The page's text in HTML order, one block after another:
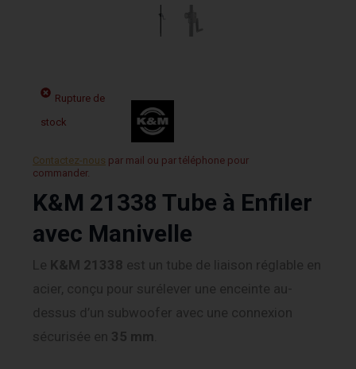
Rupture de
stock
Contactez-nous par mail ou par téléphone pour
commander.
K&M 21338 Tube à Enfiler
avec Manivelle
Le K&M 21338 est un tube de liaison réglable en
acier, conçu pour surélever une enceinte au-
dessus d’un subwoofer avec une connexion
sécurisée en 35 mm